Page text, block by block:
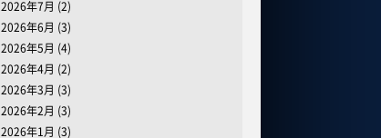
2026年7月 (2)
2026年6月 (3)
2026年5月 (4)
2026年4月 (2)
2026年3月 (3)
2026年2月 (3)
2026年1月 (3)